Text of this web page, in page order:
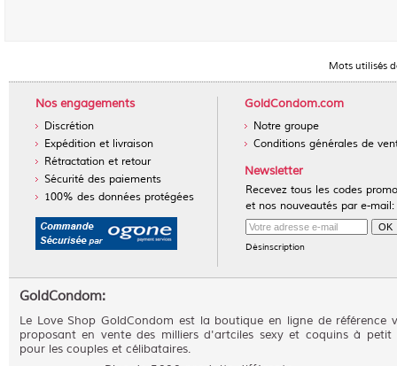
Mots utilisés
Nos engagements
Discrétion
Expédition et livraison
Rétractation et retour
Sécurité des paiements
100% des données protégées
GoldCondom.com
Notre groupe
Conditions générales de
Newsletter
Recevez tous les codes
et nos nouveautés par e-mail:
Désinscription
GoldCondom:
Le Love Shop GoldCondom est la boutique en ligne de référence
proposant en vente des milliers d'artciles sexy et coquins à petit
pour les couples et célibataires.